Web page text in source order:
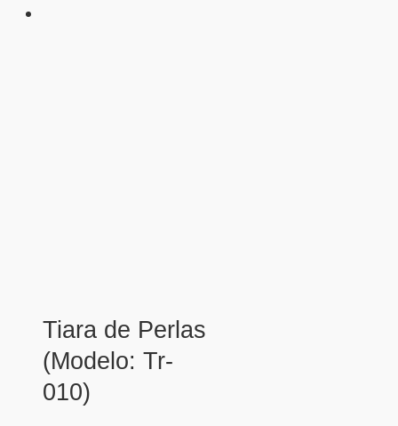
Tiara de Perlas
(Modelo: Tr-
010)